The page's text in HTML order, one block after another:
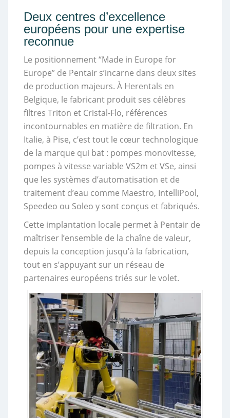
Deux centres d’excellence
européens pour une expertise
reconnue
Le positionnement “Made in Europe for
Europe” de Pentair s’incarne dans deux sites
de production majeurs. À Herentals en
Belgique, le fabricant produit ses célèbres
filtres Triton et Cristal-Flo, références
incontournables en matière de filtration. En
Italie, à Pise, c’est tout le cœur technologique
de la marque qui bat : pompes monovitesse,
pompes à vitesse variable VS2m et VSe, ainsi
que les systèmes d’automatisation et de
traitement d’eau comme Maestro, IntelliPool,
Speedeo ou Soleo y sont conçus et fabriqués.
Cette implantation locale permet à Pentair de
maîtriser l’ensemble de la chaîne de valeur,
depuis la conception jusqu’à la fabrication,
tout en s’appuyant sur un réseau de
partenaires européens triés sur le volet.